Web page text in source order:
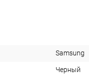
Samsung
Черный